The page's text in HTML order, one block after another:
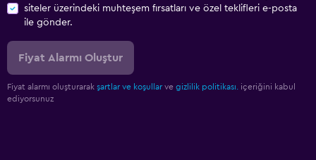
siteler üzerindeki muhteşem fırsatları ve özel teklifleri e-posta
ile gönder.
Fiyat Alarmı Oluştur
Fiyat alarmı oluşturarak şartlar ve koşullar ve gizlilik politikası.
içeriğini kabul
ediyorsunuz